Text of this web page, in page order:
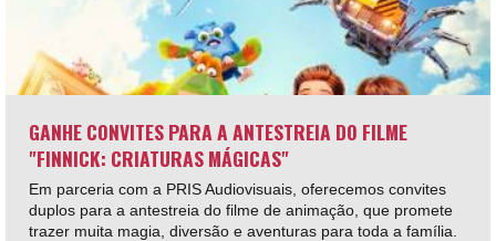
GANHE CONVITES PARA A ANTESTREIA DO FILME
"FINNICK: CRIATURAS MÁGICAS"
Em parceria com a PRIS Audiovisuais, oferecemos convites
duplos para a antestreia do filme de animação, que promete
trazer muita magia, diversão e aventuras para toda a família.